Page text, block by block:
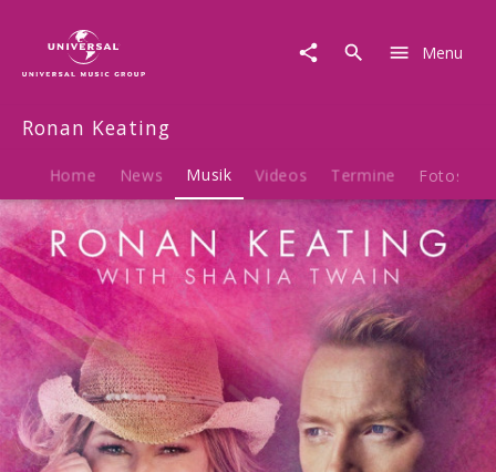
Musik
Forever
Amen
Menu
Ronan Keating
Home News Musik Videos Termine Fotos